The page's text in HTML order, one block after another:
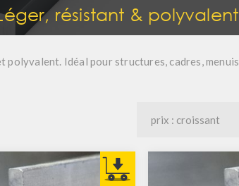
résistant & polyvalent
polyvalent. Idéal pour structures, cadres,